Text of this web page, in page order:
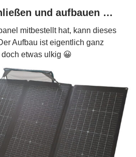
und aufbauen …
mitbestellt hat, kann dieses
Aufbau ist eigentlich ganz
etwas ulkig 😀